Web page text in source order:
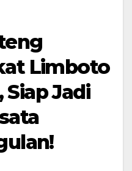
Limboto
Jadi